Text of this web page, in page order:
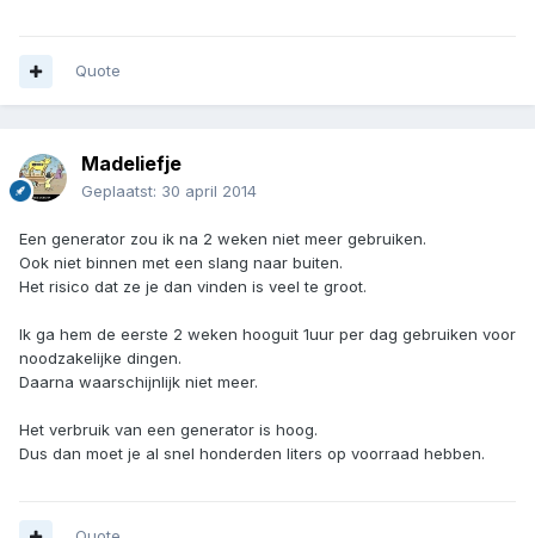
Quote
Madeliefje
Geplaatst: 30 april 2014
Een generator zou ik na 2 weken niet meer gebruiken.
Ook niet binnen met een slang naar buiten.
Het risico dat ze je dan vinden is veel te groot.
Ik ga hem de eerste 2 weken hooguit 1uur per dag gebruiken voor
noodzakelijke dingen.
Daarna waarschijnlijk niet meer.
Het verbruik van een generator is hoog.
Dus dan moet je al snel honderden liters op voorraad hebben.